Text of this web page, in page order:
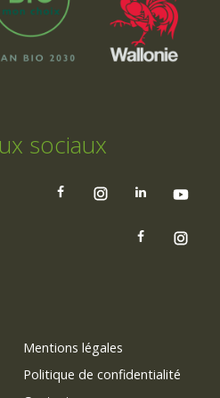
sociaux
Mentions légales
Politique de confidentialité